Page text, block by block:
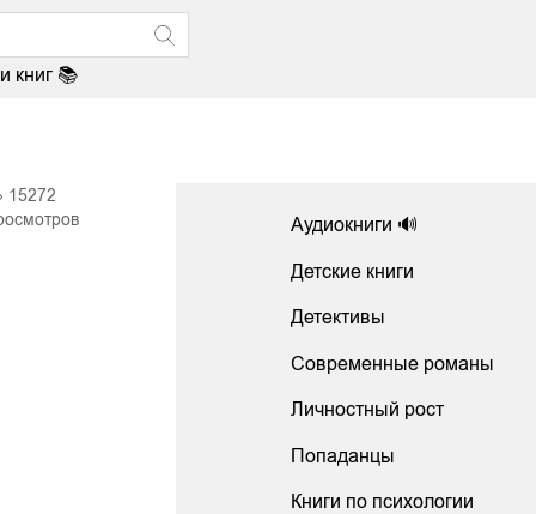
книг 📚
15272
Аудиокниги 🔊
Детские книги
Детективы
Современные романы
Личностный рост
Попаданцы
Книги по психологии